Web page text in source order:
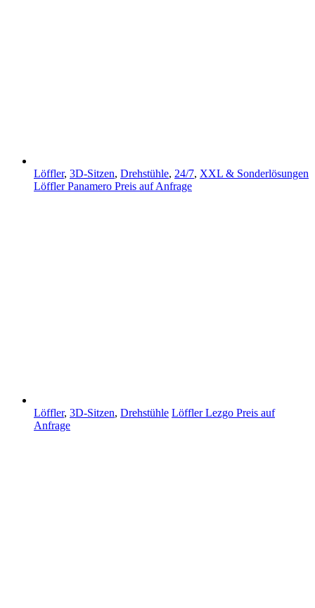
Löffler, 3D-Sitzen, Drehstühle, 24/7, XXL & Sonderlösungen
Löffler Panamero Preis auf Anfrage
Löffler, 3D-Sitzen, Drehstühle Löffler Lezgo Preis auf
Anfrage